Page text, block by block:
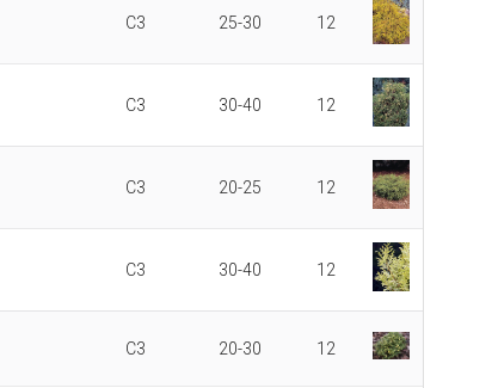
C3 25-30 12
C3 30-40 12
C3 20-25 12
C3 30-40 12
C3 20-30 12